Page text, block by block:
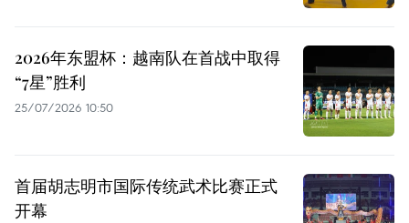
2026年东盟杯：越南队在首战中取得
“7星”胜利
25/07/2026 10:50
首届胡志明市国际传统武术比赛正式
开幕